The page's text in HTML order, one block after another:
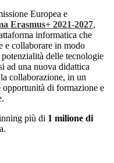
Europea e
Erasmus+ 2021-2027,
informatica che
e collaborare in modo
delle tecnologie
ad una nuova didattica
collaborazione, in un
opportunità di formazione e
più di 1 milione di